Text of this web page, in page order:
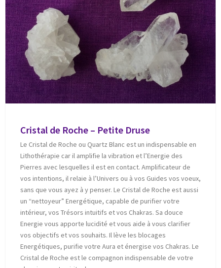
Cristal de Roche – Petite Druse
Le Cristal de Roche ou Quartz Blanc est un indispensable en
Lithothérapie car il amplifie la vibration et l’Energie des
Pierres avec lesquelles il est en contact. Amplificateur de
vos intentions, il relaie à l’Univers ou à vos Guides vos voeux,
sans que vous ayez à y penser. Le Cristal de Roche est aussi
un “nettoyeur” Energétique, capable de purifier votre
intérieur, vos Trésors intuitifs et vos Chakras. Sa douce
Energie vous apporte lucidité et vous aide à vous clarifier
vos objectifs et vos souhaits. Il lève les blocages
Energétiques, purifie votre Aura et énergise vos Chakras. Le
Cristal de Roche est le compagnon indispensable de votre